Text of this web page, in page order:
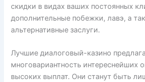
скидки в видах ваших постоянных
дополнительные побежки, лавэ, а
альтернативные заслуги.
Лучшие диалоговый-казино
многовариантность интереснейших
высоких выплат. Они станут быть